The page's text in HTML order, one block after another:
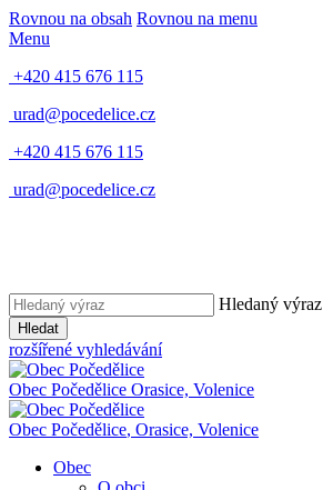
Rovnou na obsah Rovnou na menu
Menu
+420 415 676 115
urad@pocedelice.cz
+420 415 676 115
urad@pocedelice.cz
Hledaný výraz
Hledat
rozšířené vyhledávání
Obec Počedělice Orasice, Volenice
Obec Počedělice, Orasice, Volenice
Obec